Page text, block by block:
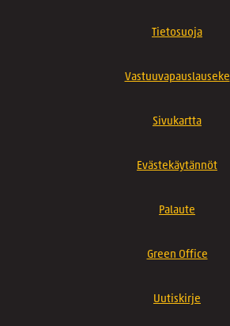
Tietosuoja
Vastuuvapauslauseke
Sivukartta
Evästekäytännöt
Palaute
Green Office
Uutiskirje